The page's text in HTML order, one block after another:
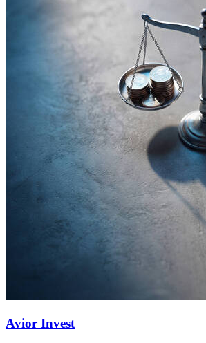
Avior Invest